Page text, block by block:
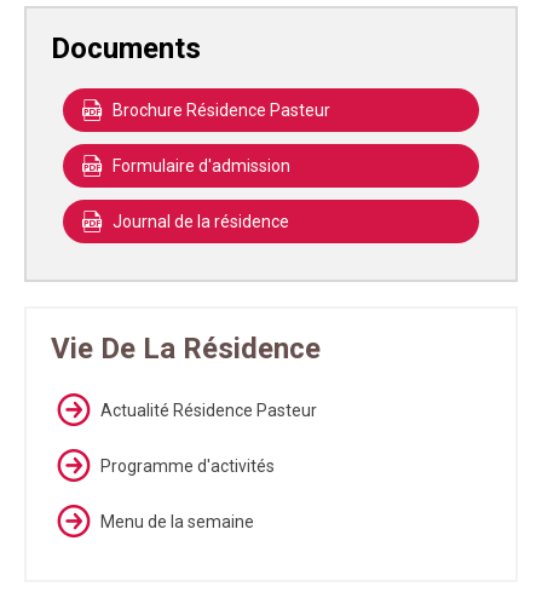
Documents
Brochure Résidence Pasteur
Formulaire d'admission
Journal de la résidence
Vie De La Résidence
Actualité Résidence Pasteur
Programme d'activités
Menu de la semaine